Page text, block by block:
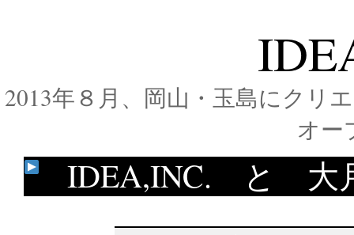
2013年８月、岡山・玉島にクリ
オー
IDEA,INC. と 大